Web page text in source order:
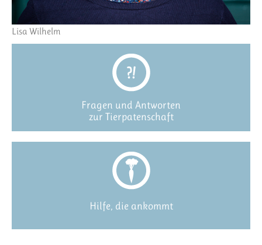
Lisa Wilhelm
Fragen und Antworten
zur Tierpatenschaft
Hilfe, die ankommt